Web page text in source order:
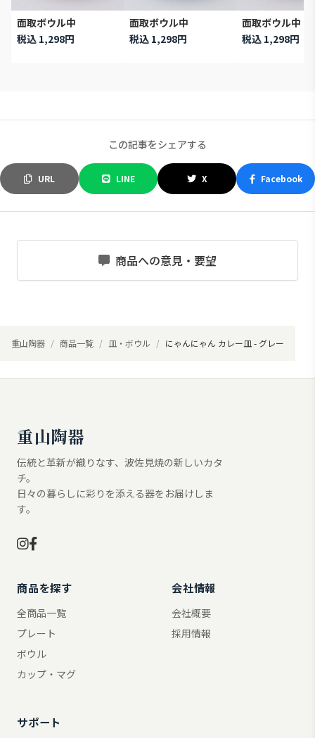
面取ボウル中
税込 1,298円
面取ボウル中
税込 1,298円
面取ボウル中
税込 1,298円
この記事をシェアする
URL LINE X Facebook
商品への意見・要望
重山陶器 商品一覧 皿・ボウル にゃんにゃん カレー皿 - グレー
重山陶器
伝統と革新が織りなす、波佐見焼の新しいカタ
チ。
日々の暮らしに彩りを添える器をお届けしま
す。
商品を探す
全商品一覧
プレート
ボウル
カップ・マグ
会社情報
会社概要
採用情報
サポート